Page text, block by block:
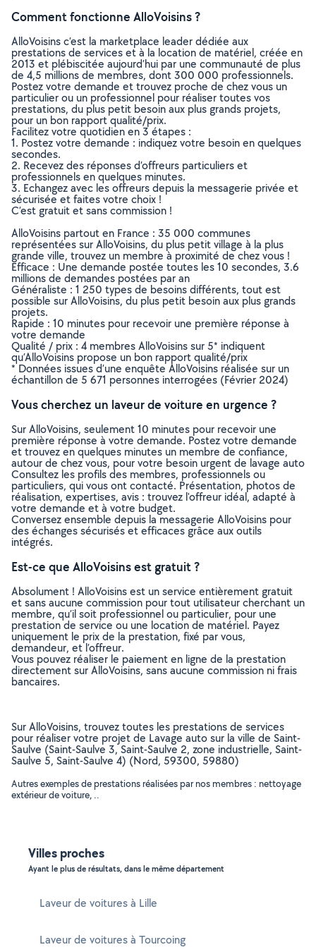
Comment fonctionne AlloVoisins ?
AlloVoisins c’est la marketplace leader dédiée aux
prestations de services et à la location de matériel, créée en
2013 et plébiscitée aujourd’hui par une communauté de plus
de 4,5 millions de membres, dont 300 000 professionnels.
Postez votre demande et trouvez proche de chez vous un
particulier ou un professionnel pour réaliser toutes vos
prestations, du plus petit besoin aux plus grands projets,
pour un bon rapport qualité/prix.
Facilitez votre quotidien en 3 étapes :
1. Postez votre demande : indiquez votre besoin en quelques
secondes.
2. Recevez des réponses d’offreurs particuliers et
professionnels en quelques minutes.
3. Echangez avec les offreurs depuis la messagerie privée et
sécurisée et faites votre choix !
C’est gratuit et sans commission !
AlloVoisins partout en France : 35 000 communes
représentées sur AlloVoisins, du plus petit village à la plus
grande ville, trouvez un membre à proximité de chez vous !
Efficace : Une demande postée toutes les 10 secondes, 3.6
millions de demandes postées par an
Généraliste : 1 250 types de besoins différents, tout est
possible sur AlloVoisins, du plus petit besoin aux plus grands
projets.
Rapide : 10 minutes pour recevoir une première réponse à
votre demande
Qualité / prix : 4 membres AlloVoisins sur 5* indiquent
qu’AlloVoisins propose un bon rapport qualité/prix
* Données issues d’une enquête AlloVoisins réalisée sur un
échantillon de 5 671 personnes interrogées (Février 2024)
Vous cherchez un laveur de voiture en urgence ?
Sur AlloVoisins, seulement 10 minutes pour recevoir une
première réponse à votre demande. Postez votre demande
et trouvez en quelques minutes un membre de confiance,
autour de chez vous, pour votre besoin urgent de lavage auto
Consultez les profils des membres, professionnels ou
particuliers, qui vous ont contacté. Présentation, photos de
réalisation, expertises, avis : trouvez l'offreur idéal, adapté à
votre demande et à votre budget.
Conversez ensemble depuis la messagerie AlloVoisins pour
des échanges sécurisés et efficaces grâce aux outils
intégrés.
Est-ce que AlloVoisins est gratuit ?
Absolument ! AlloVoisins est un service entièrement gratuit
et sans aucune commission pour tout utilisateur cherchant un
membre, qu’il soit professionnel ou particulier, pour une
prestation de service ou une location de matériel. Payez
uniquement le prix de la prestation, fixé par vous,
demandeur, et l’offreur.
Vous pouvez réaliser le paiement en ligne de la prestation
directement sur AlloVoisins, sans aucune commission ni frais
bancaires.
Sur AlloVoisins, trouvez toutes les prestations de services
pour réaliser votre projet de Lavage auto sur la ville de Saint-
Saulve (Saint-Saulve 3, Saint-Saulve 2, zone industrielle, Saint-
Saulve 5, Saint-Saulve 4) (Nord, 59300, 59880)
Autres exemples de prestations réalisées par nos membres : nettoyage
extérieur de voiture, ..
Villes proches
Ayant le plus de résultats, dans le même département
Laveur de voitures à Lille
Laveur de voitures à Tourcoing